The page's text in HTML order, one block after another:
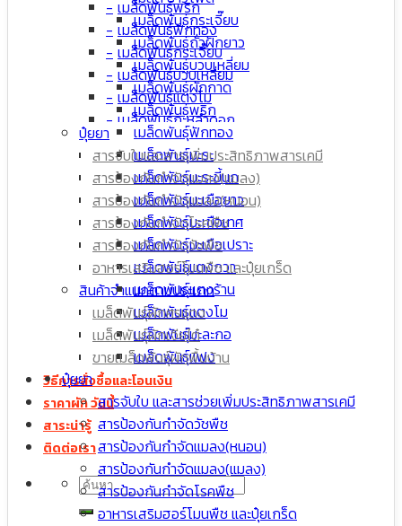
เมล็ดพันธุ์พริก
เมล็ดพันธุ์ฟักทอง
เมล็ดพันธุ์กระเจี๊ยบ
เมล็ดพันธุ์บวบเหลี่ยม
เมล็ดพันธุ์แตงโม
เมล็ดพันธุ์กะหล่ำดอก
เมล็ดพันธุ์มะเขือเทศ
เมล็ดพันธุ์ผักกาด
เมล็ดพันธุ์มะเขือยาว
เมล็ด ข้าวโพด
เมล็ดพันธุ์มะระขี้นก
เมล็ดพันธุ์มะระ
เมล็ดพันธุ์มะละกอ
เมล็ดพันธุ์มะเขือเปราะ
เมล็ด กะหล่ำปลี
ปุ๋ยยา
สารจับใบและสารเพิ่มประสิทธิภาพสารเคมี
สารป้องกันกำจัดแมลง(แมลง)
สารป้องกันกำจัดแมลง(หนอน)
สารป้องกันกำจัดโรคพืช
สารป้องกันกำจัดวัชพืช
อาหารเสริมฮอร์โมนพืช และปุ๋ยเกร็ด
สินค้าจำแนกตามประเภท
เมล็ดพันธุ์ผักศรแดง
เมล็ดพันธุ์ผักเจียไต๋
ขายเมล็ดพันธุ์ผักพื้นบ้าน
วิธีการสั่งซื้อและโอนเงิน
ราคาผัก วันนี้
สาระน่ารู้
ติดต่อเรา
ค้นหา:
เมล็ดพันธุ์กระเจี๊ยบ
เมล็ดพันธุ์ถั่วฝักยาว
เมล็ดพันธุ์บวบเหลี่ยม
เมล็ดพันธุ์ผักกาด
เมล็ดพันธุ์พริก
เมล็ดพันธุ์ฟักทอง
เมล็ดพันธุ์มะระ
เมล็ดพันธุ์มะระขี้นก
เมล็ดพันธุ์มะเขือยาว
เมล็ดพันธุ์มะเขือเทศ
เมล็ดพันธุ์มะเขือเปราะ
เมล็ดพันธุ์แตงกวา
เมล็ดพันธุ์แตงร้าน
เมล็ดพันธุ์แตงโม
เมล็ดพันธุ์มะละกอ
เมล็ดพันธุ์แฟง
ปุ๋ยยา
สารจับใบ และสารช่วยเพิ่มประสิทธิภาพสารเคมี
สารป้องกันกำจัดวัชพืช
สารป้องกันกำจัดแมลง(หนอน)
สารป้องกันกำจัดแมลง(แมลง)
สารป้องกันกำจัดโรคพืช
อาหารเสริมฮอร์โมนพืช และปุ๋ยเกร็ด